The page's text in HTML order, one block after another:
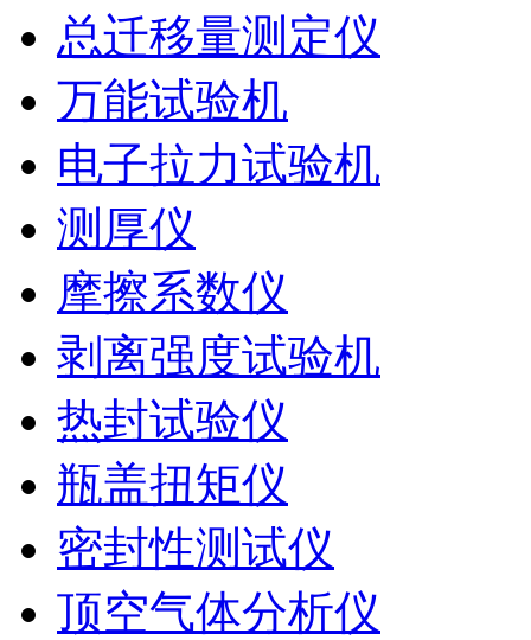
总迁移量测定仪
万能试验机
电子拉力试验机
测厚仪
摩擦系数仪
剥离强度试验机
热封试验仪
瓶盖扭矩仪
密封性测试仪
顶空气体分析仪